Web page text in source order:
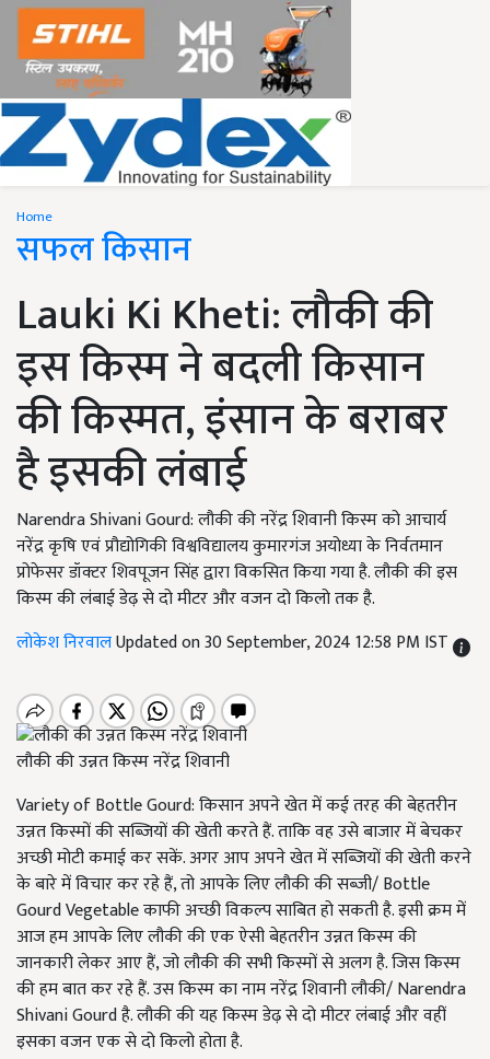
Home
सफल किसान
Lauki Ki Kheti: लौकी की
इस किस्म ने बदली किसान
की किस्मत, इंसान के बराबर
है इसकी लंबाई
Narendra Shivani Gourd: लौकी की नरेंद्र शिवानी किस्म को आचार्य
नरेंद्र कृषि एवं प्रौद्योगिकी विश्वविद्यालय कुमारगंज अयोध्या के निर्वतमान
प्रोफेसर डॉक्टर शिवपूजन सिंह द्वारा विकसित किया गया है. लौकी की इस
किस्म की लंबाई डेढ़ से दो मीटर और वजन दो किलो तक है.
लोकेश निरवालUpdated on 30 September, 2024 12:58 PM IST
लौकी की उन्नत किस्म नरेंद्र शिवानी
Variety of Bottle Gourd: किसान अपने खेत में कई तरह की बेहतरीन
उन्नत किस्मों की सब्जियों की खेती करते हैं. ताकि वह उसे बाजार में बेचकर
अच्छी मोटी कमाई कर सकें. अगर आप अपने खेत में सब्जियों की खेती करने
के बारे में विचार कर रहे हैं, तो आपके लिए लौकी की सब्जी/ Bottle
Gourd Vegetableकाफी अच्छी विकल्प साबित हो सकती है. इसी क्रम में
आज हम आपके लिए लौकी की एक ऐसी बेहतरीन उन्नत किस्म की
जानकारी लेकर आए हैं, जो लौकी की सभी किस्मों से अलग है. जिस किस्म
की हम बात कर रहे हैं. उस किस्म का नाम नरेंद्र शिवानी लौकी/ Narendra
Shivani Gourd है. लौकी की यह किस्म डेढ़ से दो मीटर लंबाई और वहीं
इसका वजन एक से दो किलो होता है.